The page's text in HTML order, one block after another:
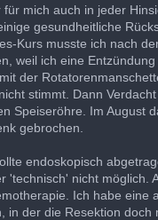
für mich auch in jeder
gesundheitliche
Kurs musste ich nach
weil ich eine
der
stimmt. Dann
Speiseröhre. Im August
gebrochen.
endoskopisch
'technisch' nicht möglich.
Ich habe eine
in der die Resektion doch